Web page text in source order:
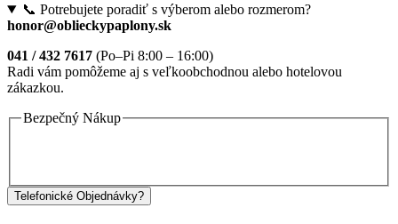
📞 Potrebujete poradiť s výberom alebo rozmerom?
honor@oblieckypaplony.sk
041 / 432 7617 (Po–Pi 8:00 – 16:00)
Radi vám pomôžeme aj s veľkoobchodnou alebo hotelovou
zákazkou.
Bezpečný Nákup
Telefonické Objednávky?